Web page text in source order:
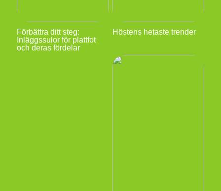
Förbättra ditt steg:
Inläggssulor för plattfot
och deras fördelar
Höstens hetaste trender